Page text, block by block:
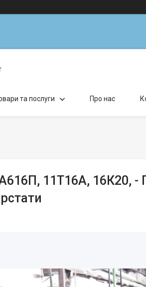
та послуги Про нас
11Т16А, 16К20, -